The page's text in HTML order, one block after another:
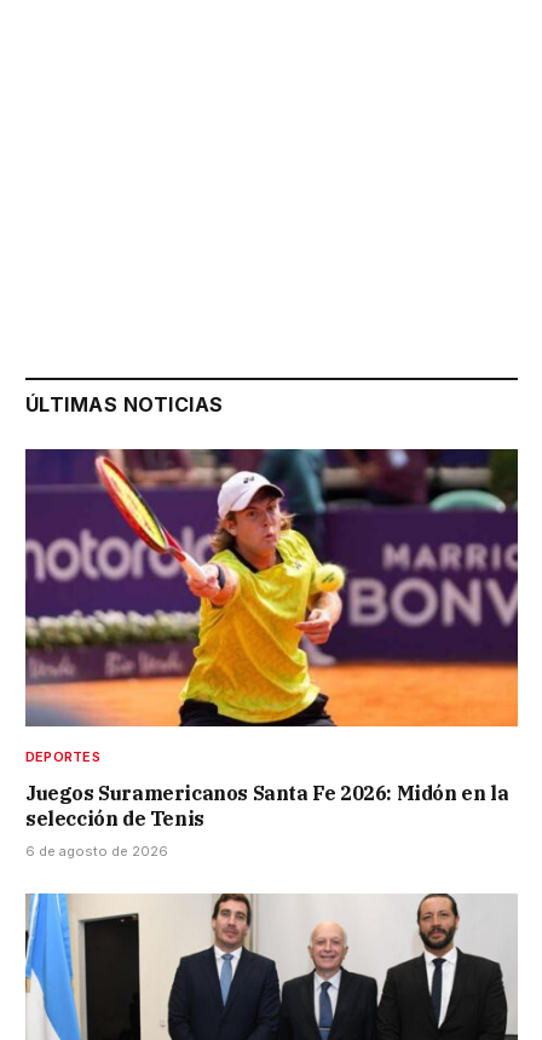
ÚLTIMAS NOTICIAS
DEPORTES
Juegos Suramericanos Santa Fe 2026: Midón en la
selección de Tenis
6 de agosto de 2026